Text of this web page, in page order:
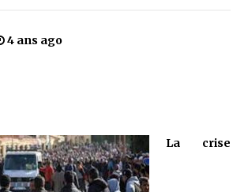
4 ans ago
« Père, tiens-moi, je vais tomber ! »
5 ans ago
4 ans ago
La crise